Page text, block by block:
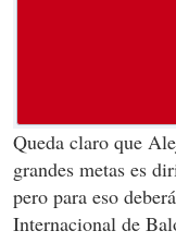
Queda claro que
grandes metas es
pero para eso
Internacional de